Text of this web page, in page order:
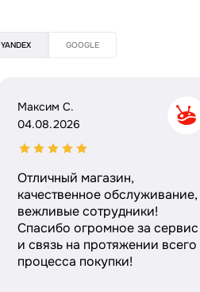
YANDEX GOOGLE
Максим С.
04.08.2026
Отличный магазин,
качественное обслуживание,
вежливые сотрудники!
Спасибо огромное за сервис
и связь на протяжении всего
процесса покупки!